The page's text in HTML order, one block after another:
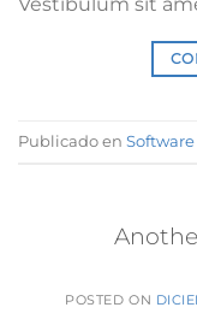
Publicado en Software
POSTED ON